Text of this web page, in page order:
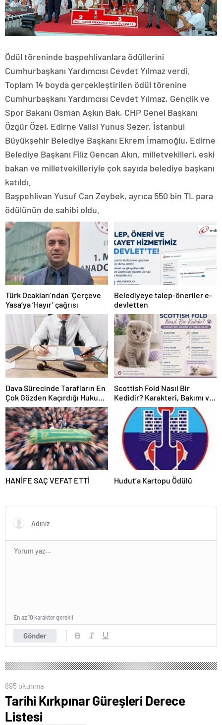
Ödül töreninde başpehlivanlara ödüllerini
Cumhurbaşkanı Yardımcısı Cevdet Yılmaz verdi.
Toplam 14 boyda gerçekleştirilen ödül törenine
Cumhurbaşkanı Yardımcısı Cevdet Yılmaz, Gençlik ve
Spor Bakanı Osman Aşkın Bak, CHP Genel Başkanı
Özgür Özel, Edirne Valisi Yunus Sezer, İstanbul
Büyükşehir Belediye Başkanı Ekrem İmamoğlu, Edirne
Belediye Başkanı Filiz Gencan Akın, milletvekilleri, eski
bakan ve milletvekilleriyle çok sayıda belediye başkanı
katıldı.
Başpehlivan Yusuf Can Zeybek, ayrıca 550 bin TL para
ödülünün de sahibi oldu.
Türk Ocakları’ndan ‘Çerçeve
Yasa’ya ‘Hayır’ çağrısı
Belediyeye talep-öneriler e-
devletten
Dava Sürecinde Tarafların En
Çok Gözden Kaçırdığı Hukuki
Ayrıntılar
Scottish Fold Nasıl Bir
Kedidir? Karakteri, Bakımı ve
Özellikleri
HANİFE SAÇ VEFAT ETTİ Hudut’a Kartopu Ödülü
Gönder
En az 10 karakter gerekli
895 okunma
Tarihi Kırkpınar Güreşleri Derece
Listesi